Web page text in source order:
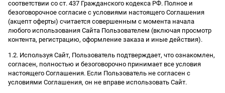
соответствии со ст. 437 Гражданского кодекса РФ. Полное и
безоговорочное согласие с условиями настоящего Соглашения
(акцепт оферты) считается совершенным с момента начала
любого использования Сайта Пользователем (включая просмотр
контента, регистрацию, оформление заказа и иные действия).
1.2. Используя Сайт, Пользователь подтверждает, что ознакомлен,
согласен, полностью и безоговорочно принимает все условия
настоящего Соглашения. Если Пользователь не согласен с
условиями Соглашения, он не вправе использовать Сайт.